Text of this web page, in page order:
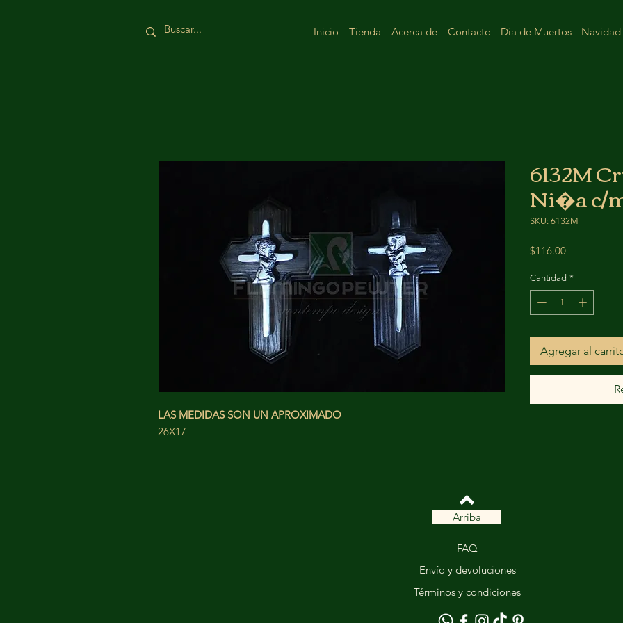
Inicio Tienda Acerca de Contacto Dia de Muertos Navidad
LAS MEDIDAS SON UN APROXIMADO
26X17
6132M
Ni�a c/
SKU: 6132M
$116.00Precio
Cantidad *
Agregar al
Arriba
FAQ
Envío y devoluciones
Términos y condiciones